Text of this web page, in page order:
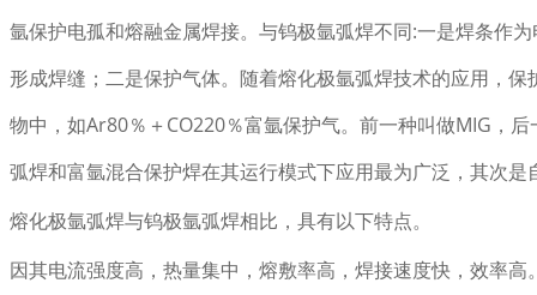
氩保护电孤和熔融金属焊接。与钨极氩弧焊不同:一是焊条作
形成焊缝；二是保护气体。随着熔化极氩弧焊技术的应用，
物中，如Ar80％＋CO220％富氩保护气。前一种叫做MIG，
弧焊和富氩混合保护焊在其运行模式下应用最为广泛，其次是
熔化极氩弧焊与钨极氩弧焊相比，具有以下特点。
因其电流强度高，热量集中，熔敷率高，焊接速度快，效率高